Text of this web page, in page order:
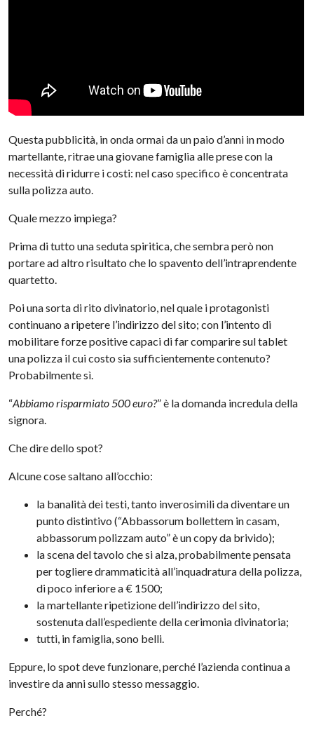
Questa pubblicità, in onda ormai da un paio d’anni in modo
martellante, ritrae una giovane famiglia alle prese con la
necessità di ridurre i costi: nel caso specifico è concentrata
sulla polizza auto.
Quale mezzo impiega?
Prima di tutto una seduta spiritica, che sembra però non
portare ad altro risultato che lo spavento dell’intraprendente
quartetto.
Poi una sorta di rito divinatorio, nel quale i protagonisti
continuano a ripetere l’indirizzo del sito; con l’intento di
mobilitare forze positive capaci di far comparire sul tablet
una polizza il cui costo sia sufficientemente contenuto?
Probabilmente sì.
“Abbiamo risparmiato 500 euro?” è la domanda incredula della
signora.
Che dire dello spot?
Alcune cose saltano all’occhio:
la banalità dei testi, tanto inverosimili da diventare un
punto distintivo (“Abbassorum bollettem in casam,
abbassorum polizzam auto” è un copy da brivido);
la scena del tavolo che si alza, probabilmente pensata
per togliere drammaticità all’inquadratura della polizza,
di poco inferiore a € 1500;
la martellante ripetizione dell’indirizzo del sito,
sostenuta dall’espediente della cerimonia divinatoria;
tutti, in famiglia, sono belli.
Eppure, lo spot deve funzionare, perché l’azienda continua a
investire da anni sullo stesso messaggio.
Perché?